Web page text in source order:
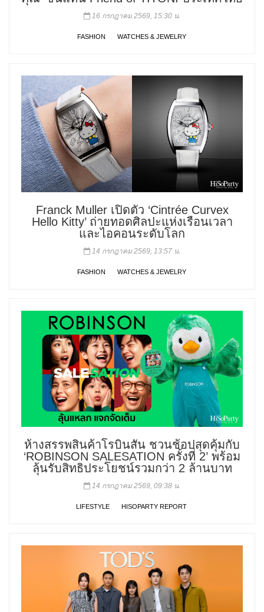
16 กรกฎาคม 2569, 15:30 น.
FASHION WATCHES & JEWELRY
Franck Muller เปิดตัว ‘Cintrée Curvex
Hello Kitty’ ถ่ายทอดศิลปะแห่งเรือนเวลา
และไอคอนระดับโลก
14 กรกฎาคม 2569, 13:57 น.
FASHION WATCHES & JEWELRY
ห้างสรรพสินค้าโรบินสัน ชวนช้อปสุดคุ้มกับ
‘ROBINSON SALESATION ครั้งที่ 2’ พร้อม
ลุ้นรับสิทธิประโยชน์รวมกว่า 2 ล้านบาท
14 กรกฎาคม 2569, 09:38 น.
LIFESTYLE HISOPARTY REPORT